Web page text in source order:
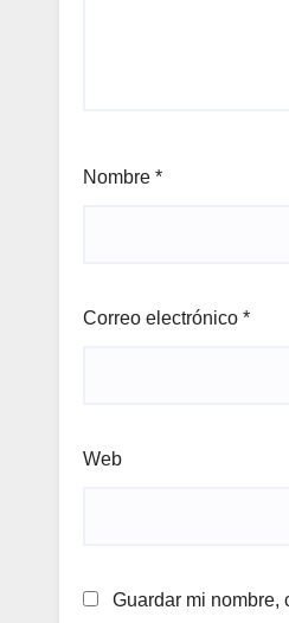
Nombre *
Correo electrónico *
Web
Guardar mi nombre,